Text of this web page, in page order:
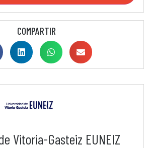
COMPARTIR
Vitoria-Gasteiz EUNEIZ